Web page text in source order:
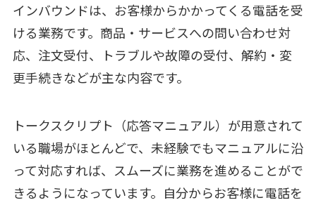
インバウンドは、お客様からかかってくる電話を受
ける業務です。商品・サービスへの問い合わせ対
応、注文受付、トラブルや故障の受付、解約・変
更手続きなどが主な内容です。
トークスクリプト（応答マニュアル）が用意されて
いる職場がほとんどで、未経験でもマニュアルに沿
って対応すれば、スムーズに業務を進めることがで
きるようになっています。自分からお客様に電話を